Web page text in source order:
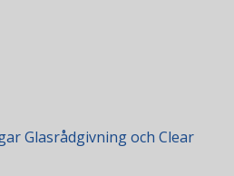
Glasrådgivning och Clear